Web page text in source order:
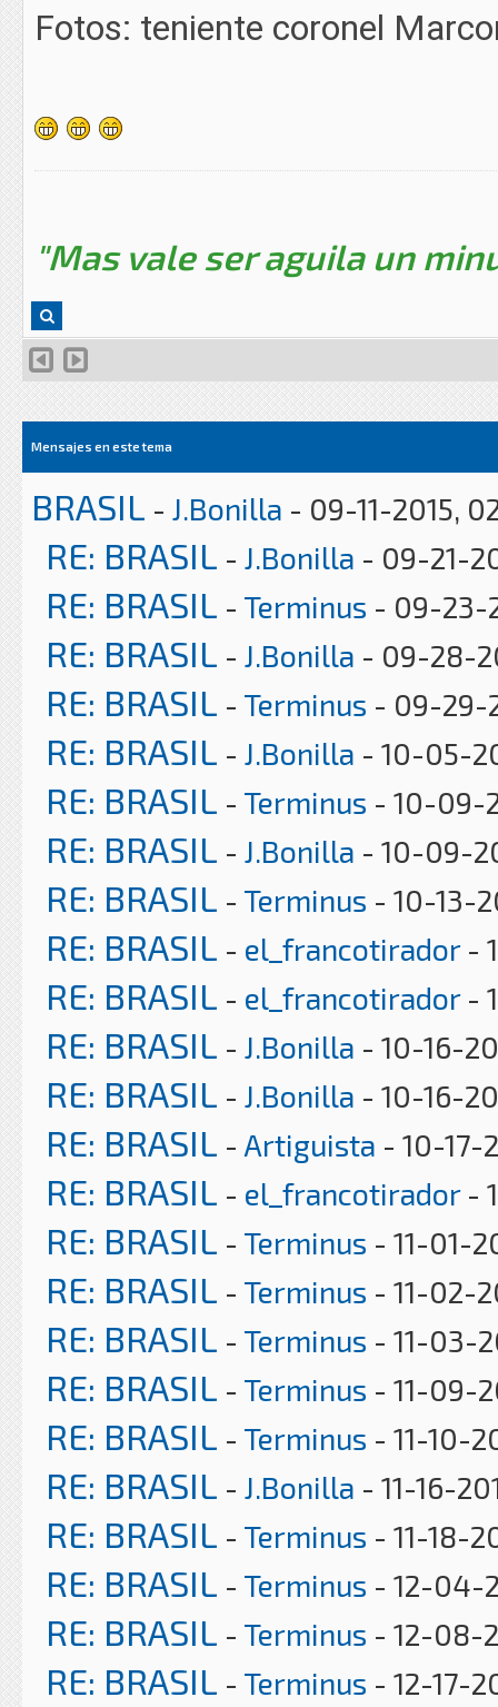
Fotos: teniente coronel
"Mas vale ser aguila un
Mensajes en este tema
BRASIL - J.Bonilla - 09-11-2015,
RE: BRASIL - J.Bonilla - 09-21-
RE: BRASIL - Terminus - 09-23-
RE: BRASIL - J.Bonilla - 09-28-
RE: BRASIL - Terminus - 09-29-
RE: BRASIL - J.Bonilla - 10-05-
RE: BRASIL - Terminus - 10-09-
RE: BRASIL - J.Bonilla - 10-09-
RE: BRASIL - Terminus - 10-13-
RE: BRASIL - el_francotirador-
RE: BRASIL - el_francotirador-
RE: BRASIL - J.Bonilla - 10-16-
RE: BRASIL - J.Bonilla - 10-16-
RE: BRASIL - Artiguista - 10-17-
RE: BRASIL - el_francotirador-
RE: BRASIL - Terminus - 11-01-
RE: BRASIL - Terminus - 11-02-
RE: BRASIL - Terminus - 11-03-
RE: BRASIL - Terminus - 11-09-
RE: BRASIL - Terminus - 11-10-
RE: BRASIL - J.Bonilla - 11-16-
RE: BRASIL - Terminus - 11-18-
RE: BRASIL - Terminus - 12-04-
RE: BRASIL - Terminus - 12-08-
RE: BRASIL - Terminus - 12-17-